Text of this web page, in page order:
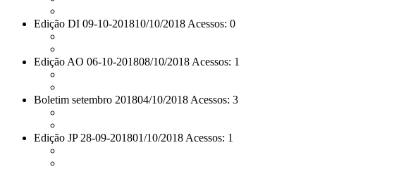
Edição DI 09-10-201810/10/2018 Acessos: 0
Edição AO 06-10-201808/10/2018 Acessos: 1
Boletim setembro 201804/10/2018 Acessos: 3
Edição JP 28-09-201801/10/2018 Acessos: 1